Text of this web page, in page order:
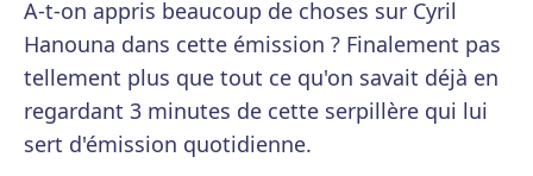
A-t-on appris beaucoup de choses sur Cyril
Hanouna dans cette émission ? Finalement pas
tellement plus que tout ce qu'on savait déjà en
regardant 3 minutes de cette serpillère qui lui
sert d'émission quotidienne.